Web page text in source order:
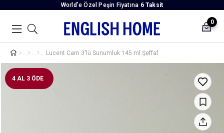
World’e Özel Peşin Fiyatına 6 Taksit
0
Lucent Cam 3'lü Sunumluk 145 ml Şeffaf
4 AL 3 ÖDE